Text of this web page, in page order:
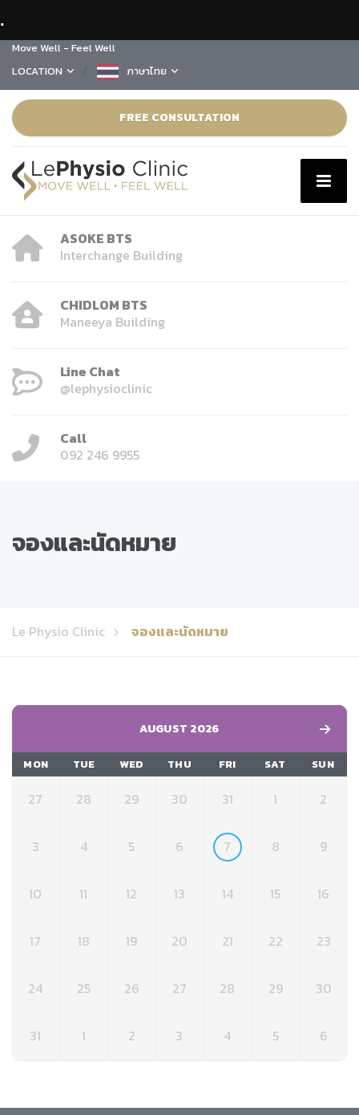
Move Well - Feel Well
LOCATION
ภาษาไทย
FREE CONSULTATION
ASOKE BTS
Interchange Building
CHIDLOM BTS
Maneeya Building
Line Chat
@lephysioclinic
Call
092 246 9955
จองและนัดหมาย
Le Physio Clinic จองและนัดหมาย
AUGUST 2026
MON TUE WED THU FRI SAT SUN
27 28 29 30 31 1 2
3 4 5 6 7 8 9
10 11 12 13 14 15 16
17 18 19 20 21 22 23
24 25 26 27 28 29 30
31 1 2 3 4 5 6
.